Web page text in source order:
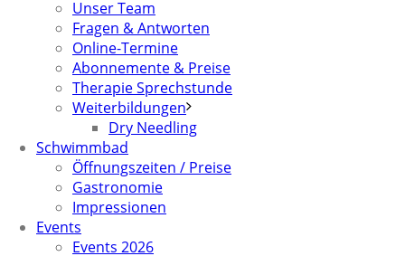
Unser Team
Fragen & Antworten
Online-Termine
Abonnemente & Preise
Therapie Sprechstunde
Weiterbildungen
Dry Needling
Schwimmbad
Öffnungszeiten / Preise
Gastronomie
Impressionen
Events
Events 2026